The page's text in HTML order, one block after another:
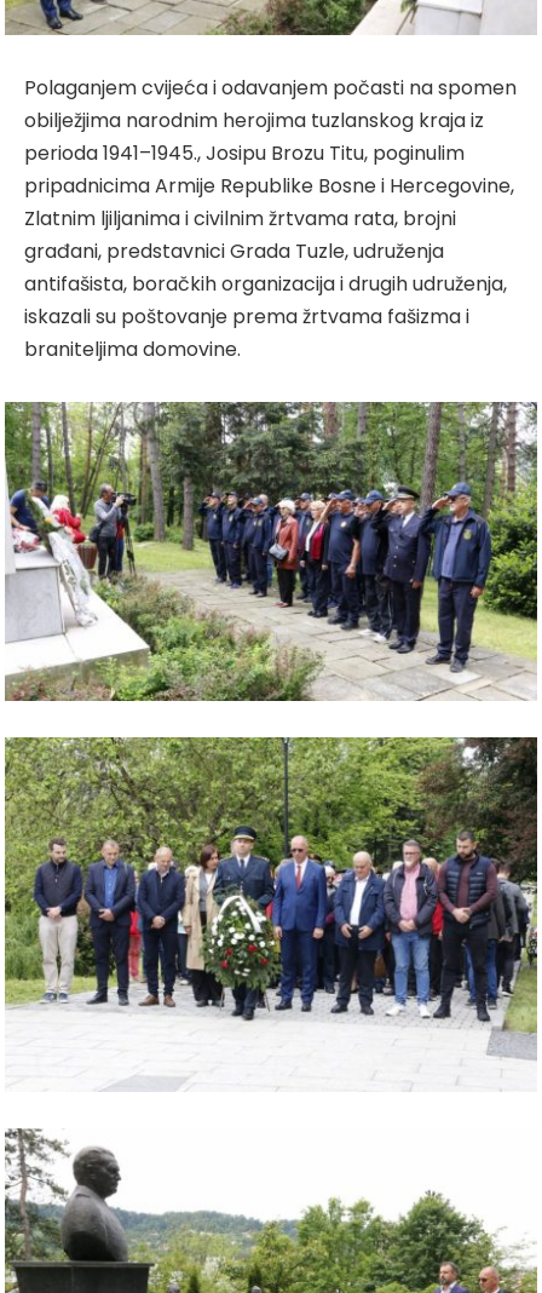
Polaganjem cvijeća i odavanjem počasti na spomen
obilježjima narodnim herojima tuzlanskog kraja iz
perioda 1941–1945., Josipu Brozu Titu, poginulim
pripadnicima Armije Republike Bosne i Hercegovine,
Zlatnim ljiljanima i civilnim žrtvama rata, brojni
građani, predstavnici Grada Tuzle, udruženja
antifašista, boračkih organizacija i drugih udruženja,
iskazali su poštovanje prema žrtvama fašizma i
braniteljima domovine.